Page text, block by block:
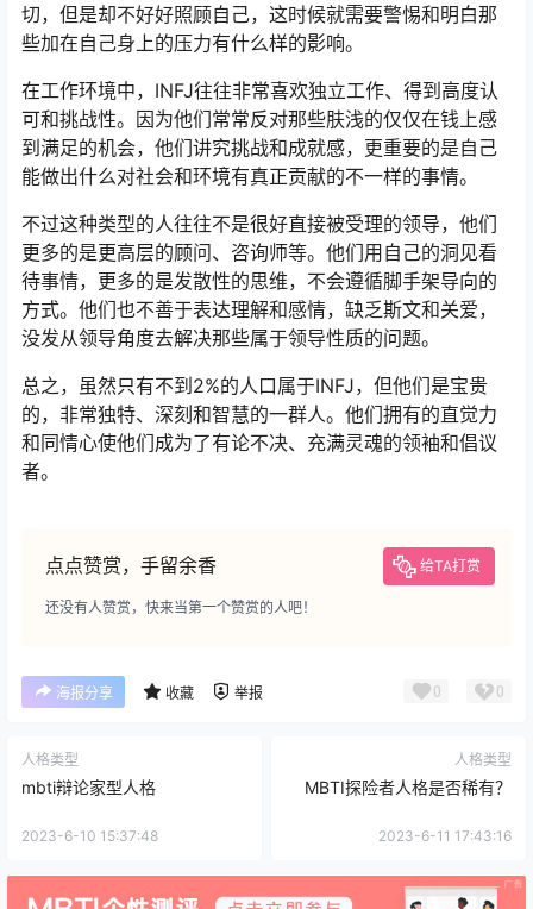
切，但是却不好好照顾自己，这时候就需要警惕和明白那
些加在自己身上的压力有什么样的影响。
在工作环境中，INFJ往往非常喜欢独立工作、得到高度认
可和挑战性。因为他们常常反对那些肤浅的仅仅在钱上感
到满足的机会，他们讲究挑战和成就感，更重要的是自己
能做出什么对社会和环境有真正贡献的不一样的事情。
不过这种类型的人往往不是很好直接被受理的领导，他们
更多的是更高层的顾问、咨询师等。他们用自己的洞见看
待事情，更多的是发散性的思维，不会遵循脚手架导向的
方式。他们也不善于表达理解和感情，缺乏斯文和关爱，
没发从领导角度去解决那些属于领导性质的问题。
总之，虽然只有不到2%的人口属于INFJ，但他们是宝贵
的，非常独特、深刻和智慧的一群人。他们拥有的直觉力
和同情心使他们成为了有论不决、充满灵魂的领袖和倡议
者。
点点赞赏，手留余香 给TA打赏
还没有人赞赏，快来当第一个赞赏的人吧！
海报分享 收藏 举报 0 0
人格类型
mbti辩论家型人格
2023-6-10 15:37:48
人格类型
MBTI探险者人格是否稀有？
2023-6-11 17:43:16